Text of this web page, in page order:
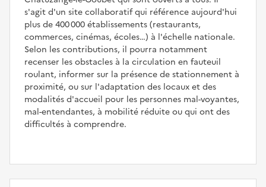
s'agit d'un site collaboratif qui référence aujourd'hui
plus de 400 000 établissements (restaurants,
commerces, cinémas, écoles…) à l'échelle nationale.
Selon les contributions, il pourra notamment
recenser les obstacles à la circulation en fauteuil
roulant, informer sur la présence de stationnement à
proximité, ou sur l'adaptation des locaux et des
modalités d'accueil pour les personnes mal-voyantes,
mal-entendantes, à mobilité réduite ou qui ont des
difficultés à comprendre.